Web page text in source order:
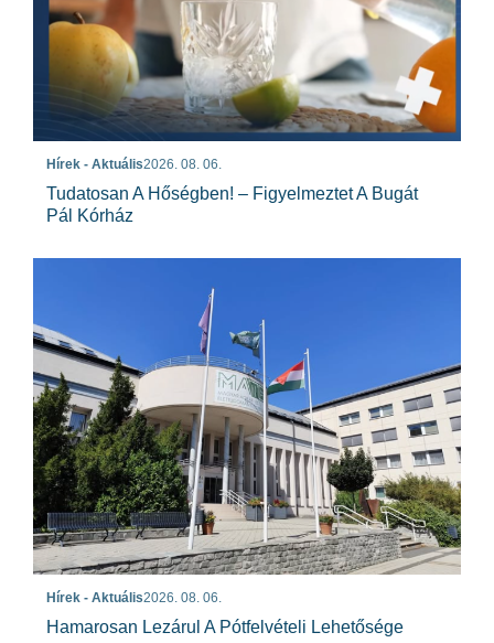
Hírek - Aktuális2026. 08. 06.
Tudatosan A Hőségben! – Figyelmeztet A Bugát
Pál Kórház
Hírek - Aktuális2026. 08. 06.
Hamarosan Lezárul A Pótfelvételi Lehetősége